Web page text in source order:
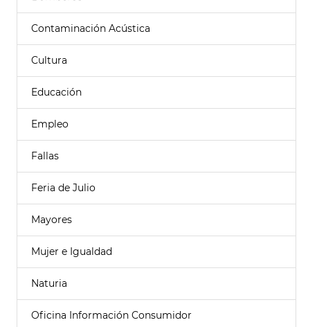
Contaminación Acústica
Cultura
Educación
Empleo
Fallas
Feria de Julio
Mayores
Mujer e Igualdad
Naturia
Oficina Información Consumidor